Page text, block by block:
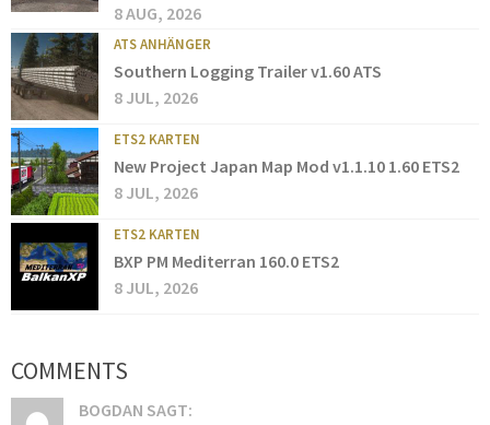
8 AUG, 2026
ATS ANHÄNGER
Southern Logging Trailer v1.60 ATS
8 JUL, 2026
ETS2 KARTEN
New Project Japan Map Mod v1.1.10 1.60 ETS2
8 JUL, 2026
ETS2 KARTEN
BXP PM Mediterran 160.0 ETS2
8 JUL, 2026
COMMENTS
BOGDAN SAGT: